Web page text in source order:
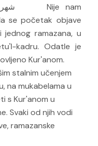
Nije nam
se početak objave
ramazana, u
kadru. Odatle je
Kur'anom.
stalnim učenjem
na mukabelama u
s Kur'anom u
Svaki od njih vodi
ramazanske